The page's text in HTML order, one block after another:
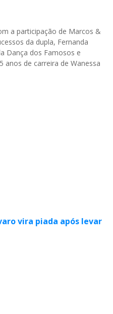
a participação de Marcos &
da dupla, Fernanda
Dança dos Famosos e
anos de carreira de Wanessa
vira piada após levar